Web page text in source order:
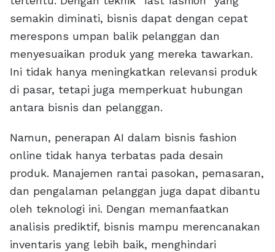
semakin diminati, bisnis dapat dengan cepat
merespons umpan balik pelanggan dan
menyesuaikan produk yang mereka tawarkan.
Ini tidak hanya meningkatkan relevansi produk
di pasar, tetapi juga memperkuat hubungan
antara bisnis dan pelanggan.
Namun, penerapan AI dalam bisnis fashion
online tidak hanya terbatas pada desain
produk. Manajemen rantai pasokan, pemasaran,
dan pengalaman pelanggan juga dapat dibantu
oleh teknologi ini. Dengan memanfaatkan
analisis prediktif, bisnis mampu merencanakan
inventaris yang lebih baik, menghindari